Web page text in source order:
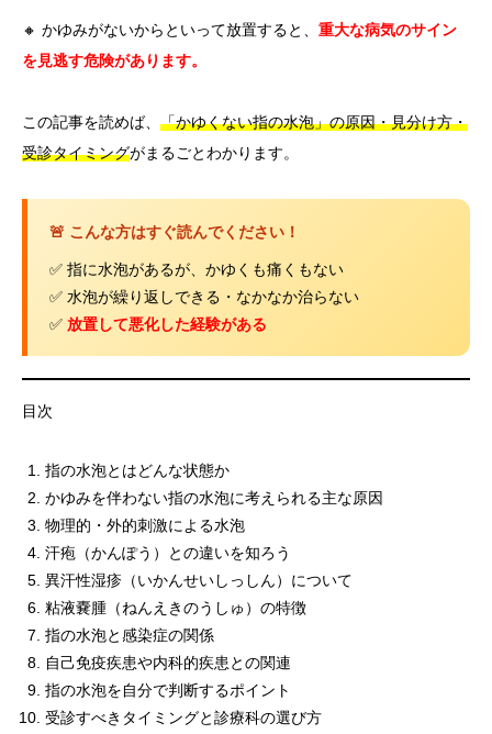
🔸 かゆみがないからといって放置すると、 重大な病気のサイン
を見逃す危険があります。
この記事を読めば、 「かゆくない指の水泡」の原因・見分け方・
受診タイミングがまるごとわかります。
🚨 こんな方はすぐ読んでください！
✅ 指に水泡があるが、かゆくも痛くもない
✅ 水泡が繰り返しできる・なかなか治らない
✅ 放置して悪化した経験がある
目次
指の水泡とはどんな状態か
かゆみを伴わない指の水泡に考えられる主な原因
物理的・外的刺激による水泡
汗疱（かんぽう）との違いを知ろう
異汗性湿疹（いかんせいしっしん）について
粘液嚢腫（ねんえきのうしゅ）の特徴
指の水泡と感染症の関係
自己免疫疾患や内科的疾患との関連
指の水泡を自分で判断するポイント
受診すべきタイミングと診療科の選び方